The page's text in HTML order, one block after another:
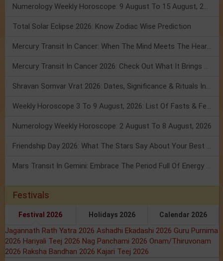
Numerology Weekly Horoscope: 9 August To 15 August, 2026
Total Solar Eclipse 2026: Know Zodiac Wise Prediction
Mercury Transit In Cancer: When The Mind Meets The Heart!
Mercury Transit In Cancer 2026: Check Out What It Brings For You
Shravan Somvar Vrat 2026: Dates, Significance & Rituals In August
Weekly Horoscope 3 To 9 August, 2026: List Of Fasts & Festivals
Numerology Weekly Horoscope: 2 August To 8 August, 2026
Friendship Day 2026: What The Stars Say About Your Best Friend!
Mars Transit In Gemini: Embrace The Period Full Of Energy & Intelligence
Festivals
Festival 2026 Holidays 2026 Calendar 2026
Jagannath Rath Yatra 2026 Ashadhi Ekadashi 2026 Guru Purnima
2026 Hariyali Teej 2026 Nag Panchami 2026 Onam/Thiruvonam
2026 Raksha Bandhan 2026 Kajari Teej 2026